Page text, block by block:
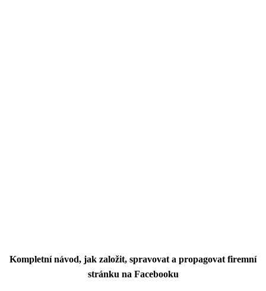
Kompletní návod, jak založit, spravovat a propagovat firemní
stránku na Facebooku